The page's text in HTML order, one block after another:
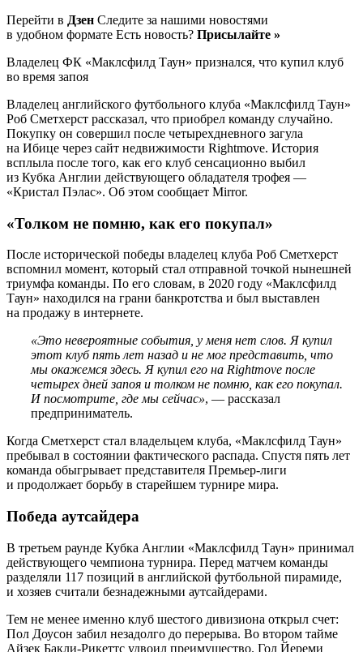
Перейти в Дзен Следите за нашими новостями
в удобном формате Есть новость? Присылайте »
Владелец ФК «Маклсфилд Таун» признался, что купил клуб
во время запоя
Владелец английского футбольного клуба «Маклсфилд Таун»
Роб Сметхерст рассказал, что приобрел команду случайно.
Покупку он совершил после четырехдневного загула
на Ибице через сайт недвижимости Rightmove. История
всплыла после того, как его клуб сенсационно выбил
из Кубка Англии действующего обладателя трофея —
«Кристал Пэлас». Об этом сообщает Mirror.
«Толком не помню, как его покупал»
После исторической победы владелец клуба Роб Сметхерст
вспомнил момент, который стал отправной точкой нынешней
триумфа команды. По его словам, в 2020 году «Маклсфилд
Таун» находился на грани банкротства и был выставлен
на продажу в интернете.
«Это невероятные события, у меня нет слов. Я купил
этот клуб пять лет назад и не мог представить, что
мы окажемся здесь. Я купил его на Rightmove после
четырех дней запоя и толком не помню, как его покупал.
И посмотрите, где мы сейчас», — рассказал
предприниматель.
Когда Сметхерст стал владельцем клуба, «Маклсфилд Таун»
пребывал в состоянии фактического распада. Спустя пять лет
команда обыгрывает представителя Премьер-лиги
и продолжает борьбу в старейшем турнире мира.
Победа аутсайдера
В третьем раунде Кубка Англии «Маклсфилд Таун» принимал
действующего чемпиона турнира. Перед матчем команды
разделяли 117 позиций в английской футбольной пирамиде,
и хозяев считали безнадежными аутсайдерами.
Тем не менее именно клуб шестого дивизиона открыл счет:
Пол Доусон забил незадолго до перерыва. Во втором тайме
Айзек Бакли-Рикеттс удвоил преимущество. Гол Йереми